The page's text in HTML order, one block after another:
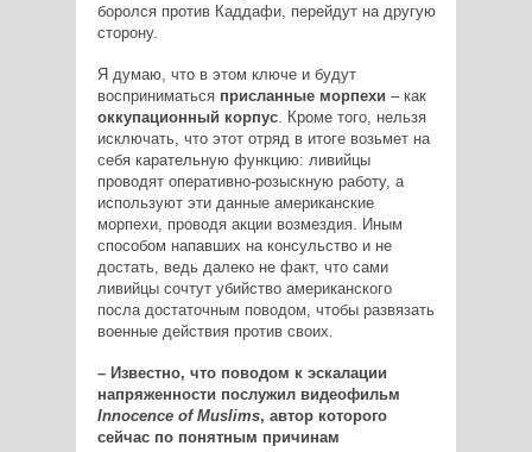
боролся против Каддафи, перейдут на другую
сторону.
Я думаю, что в этом ключе и будут
восприниматься присланные морпехи – как
оккупационный корпус. Кроме того, нельзя
исключать, что этот отряд в итоге возьмет на
себя карательную функцию: ливийцы
проводят оперативно-розыскную работу, а
используют эти данные американские
морпехи, проводя акции возмездия. Иным
способом напавших на консульство и не
достать, ведь далеко не факт, что сами
ливийцы сочтут убийство американского
посла достаточным поводом, чтобы развязать
военные действия против своих.
– Известно, что поводом к эскалации
напряженности послужил видеофильм
Innocence of Muslims, автор которого
сейчас по понятным причинам